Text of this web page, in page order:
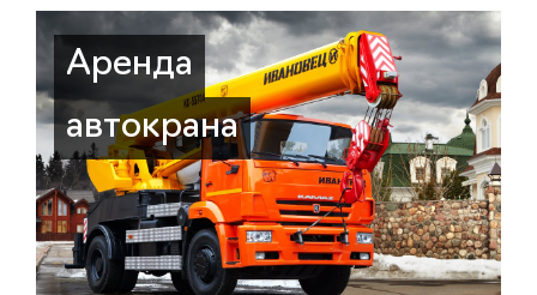
Аренда
автокрана